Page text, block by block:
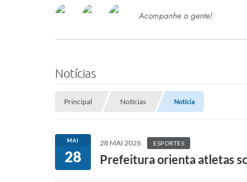
SERVIÇOS
SEMED
Processo de Contratação -
Concursos e Processos Seletivos
Acompanhe a gente!
Notícias
Principal Notícias Notícia
MAI
28
28 MAI 2026 ESPORTES
Prefeitura orienta atletas